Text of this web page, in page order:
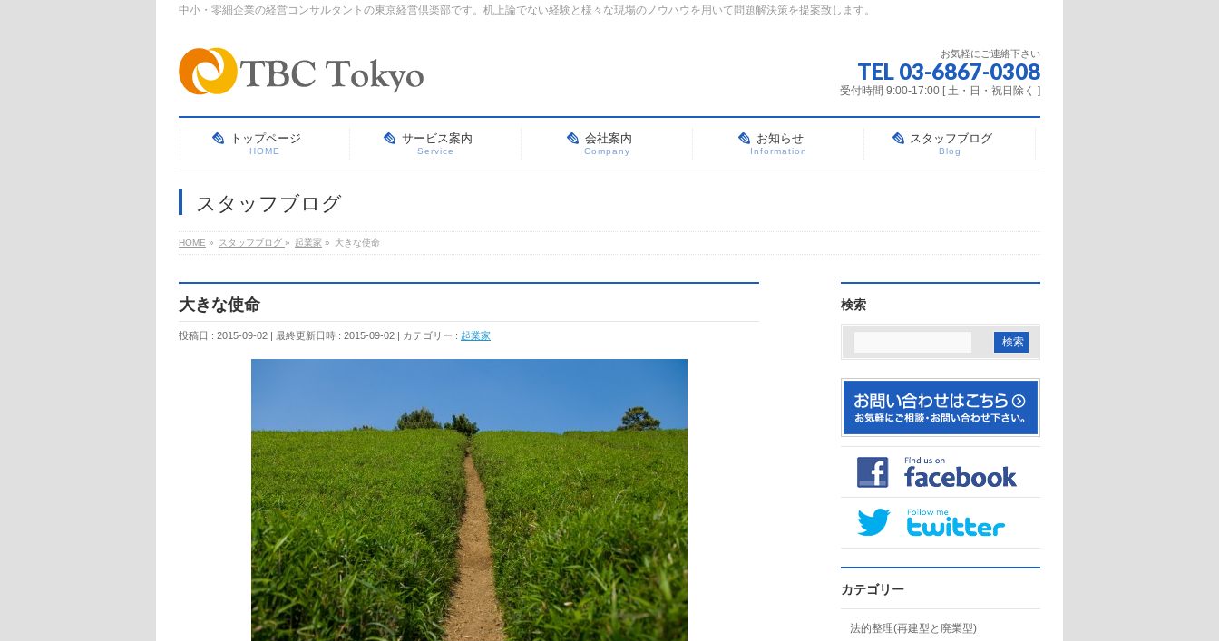
中小・零細企業の経営コンサルタントの東京経営倶楽部です。机上論でない経験と様々な現場のノウハウを用いて問題解決策を提案致します。
お気軽にご連絡下さい
TEL 03-6867-0308
受付時間 9:00-17:00 [ 土・日・祝日除く ]
トップページ
HOME
サービス案内
Service
会社案内
Company
お知らせ
Information
スタッフブログ
Blog
スタッフブログ
HOME » スタッフブログ » 起業家 » 大きな使命
大きな使命
投稿日 : 2015-09-02 最終更新日時 : 2015-09-02 カテゴリー : 起業家
検索
カテゴリー
法的整理(再建型と廃業型)